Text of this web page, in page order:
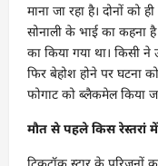
माना जा रहा है। दोनों को
सोनाली के भाई का कहना
का किया गया था। किसी ने
फिर बेहोश होने पर घटना
फोगाट को ब्लैकमेल किया
मौत से पहले किस रेस्तरां